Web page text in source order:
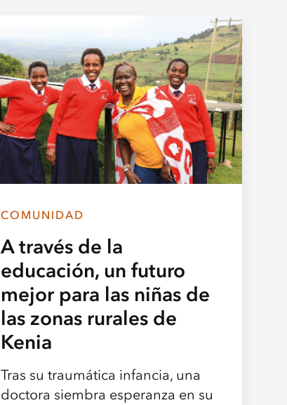
COMUNIDAD
A través de la
educación, un futuro
mejor para las niñas de
las zonas rurales de
Kenia
Tras su traumática infancia, una
doctora siembra esperanza en su